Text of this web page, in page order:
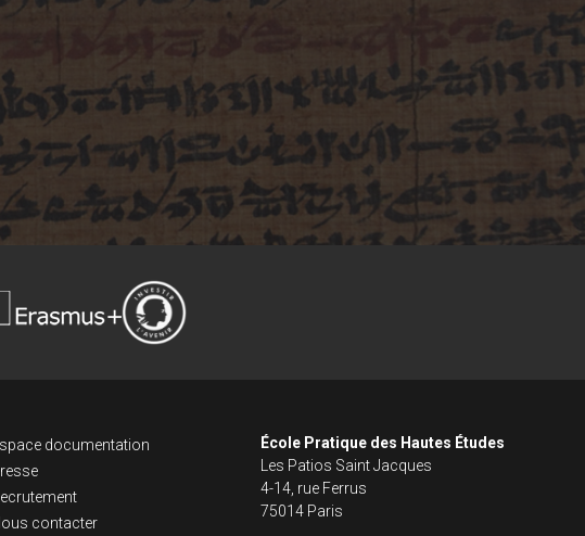
principale dans le
footer
documentation
contacter
École Pratique des Hautes Études
Les Patios Saint Jacques
4-14, rue Ferrus
75014 Paris